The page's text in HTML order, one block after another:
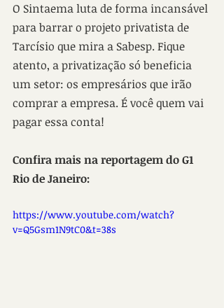
O Sintaema luta de forma incansável
para barrar o projeto privatista de
Tarcísio que mira a Sabesp. Fique
atento, a privatização só beneficia
um setor: os empresários que irão
comprar a empresa. É você quem vai
pagar essa conta!
Confira mais na reportagem do G1
Rio de Janeiro:
https://www.youtube.com/watch?
v=Q5Gsm1N9tC0&t=38s